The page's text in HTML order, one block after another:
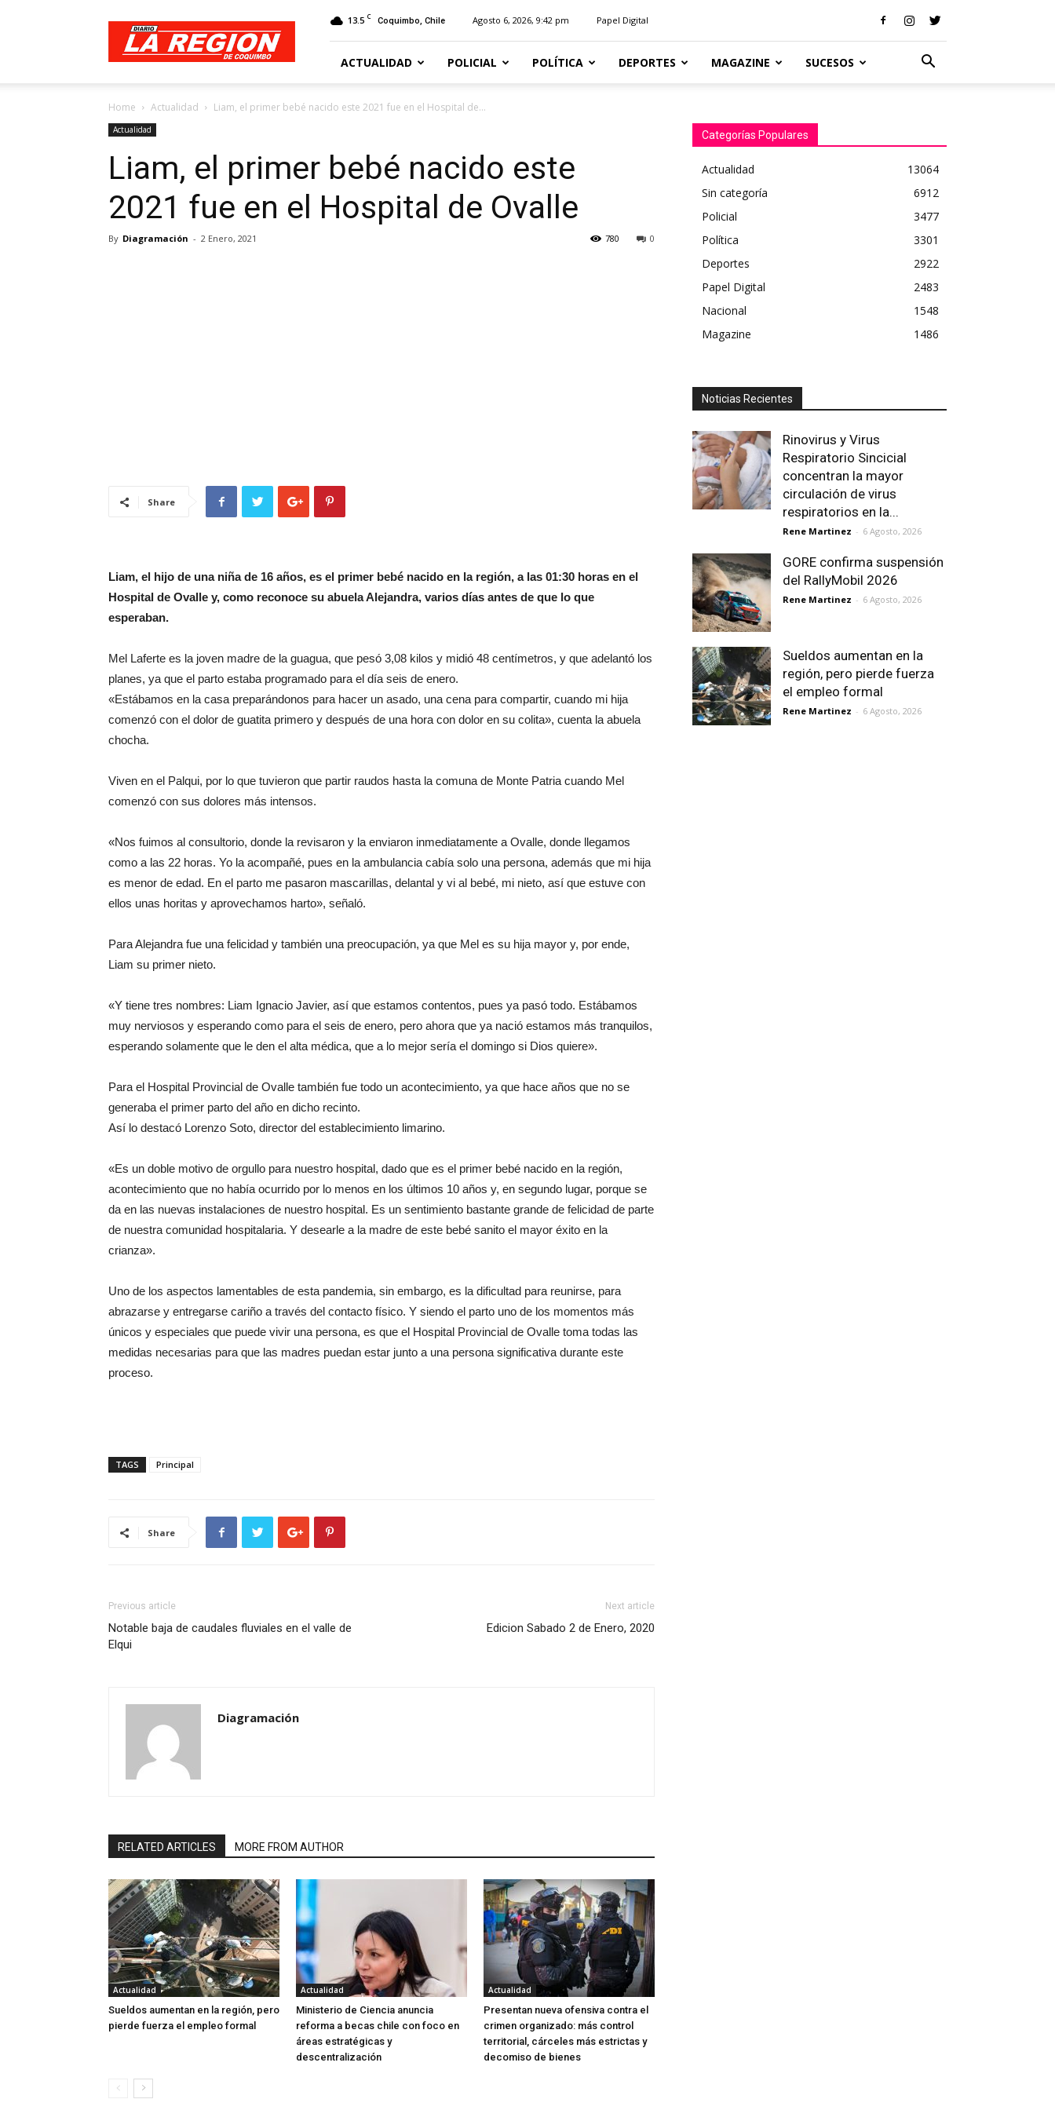
Diario
Región
13.5 C Coquimbo, Chile Agosto 6, 2026, 9:42 pm Papel Digital
ACTUALIDAD POLICIAL POLÍTICA DEPORTES MAGAZINE SUCESOS
Home Actualidad Liam, el primer bebé nacido este 2021 fue en el Hospital de...
Actualidad
Liam, el primer bebé nacido este
2021 fue en el Hospital de Ovalle
By Diagramación - 2 Enero, 2021 0
780
Share
Liam, el hijo de una niña de 16 años, es el primer bebé nacido en la región, a las 01:30 horas en el
Hospital de Ovalle y, como reconoce su abuela Alejandra, varios días antes de que lo que
esperaban.
Mel Laferte es la joven madre de la guagua, que pesó 3,08 kilos y midió 48 centímetros, y que adelantó los
planes, ya que el parto estaba programado para el día seis de enero.
«Estábamos en la casa preparándonos para hacer un asado, una cena para compartir, cuando mi hija
comenzó con el dolor de guatita primero y después de una hora con dolor en su colita», cuenta la abuela
chocha.
Viven en el Palqui, por lo que tuvieron que partir raudos hasta la comuna de Monte Patria cuando Mel
comenzó con sus dolores más intensos.
«Nos fuimos al consultorio, donde la revisaron y la enviaron inmediatamente a Ovalle, donde llegamos
como a las 22 horas. Yo la acompañé, pues en la ambulancia cabía solo una persona, además que mi hija
es menor de edad. En el parto me pasaron mascarillas, delantal y vi al bebé, mi nieto, así que estuve con
ellos unas horitas y aprovechamos harto», señaló.
Para Alejandra fue una felicidad y también una preocupación, ya que Mel es su hija mayor y, por ende,
Liam su primer nieto.
«Y tiene tres nombres: Liam Ignacio Javier, así que estamos contentos, pues ya pasó todo. Estábamos
muy nerviosos y esperando como para el seis de enero, pero ahora que ya nació estamos más tranquilos,
esperando solamente que le den el alta médica, que a lo mejor sería el domingo si Dios quiere».
Para el Hospital Provincial de Ovalle también fue todo un acontecimiento, ya que hace años que no se
generaba el primer parto del año en dicho recinto.
Así lo destacó Lorenzo Soto, director del establecimiento limarino.
«Es un doble motivo de orgullo para nuestro hospital, dado que es el primer bebé nacido en la región,
acontecimiento que no había ocurrido por lo menos en los últimos 10 años y, en segundo lugar, porque se
da en las nuevas instalaciones de nuestro hospital. Es un sentimiento bastante grande de felicidad de parte
de nuestra comunidad hospitalaria. Y desearle a la madre de este bebé sanito el mayor éxito en la
crianza».
Uno de los aspectos lamentables de esta pandemia, sin embargo, es la dificultad para reunirse, para
abrazarse y entregarse cariño a través del contacto físico. Y siendo el parto uno de los momentos más
únicos y especiales que puede vivir una persona, es que el Hospital Provincial de Ovalle toma todas las
medidas necesarias para que las madres puedan estar junto a una persona significativa durante este
proceso.
TAGS Principal
Share
Previous article
Notable baja de caudales fluviales en el valle de
Elqui
Next article
Edicion Sabado 2 de Enero, 2020
Diagramación
RELATED ARTICLES MORE FROM AUTHOR
Actualidad
Sueldos aumentan en la región, pero
pierde fuerza el empleo formal
Actualidad
Ministerio de Ciencia anuncia
reforma a becas chile con foco en
áreas estratégicas y
descentralización
Actualidad
Presentan nueva ofensiva contra el
crimen organizado: más control
territorial, cárceles más estrictas y
decomiso de bienes
Categorías Populares
Actualidad
13064
Sin categoría
6912
Policial
3477
Política
3301
Deportes
2922
Papel Digital
2483
Nacional
1548
Magazine
1486
Noticias Recientes
Rinovirus y Virus
Respiratorio Sincicial
concentran la mayor
circulación de virus
respiratorios en la...
Rene Martinez - 6 Agosto, 2026
GORE confirma suspensión
del RallyMobil 2026
Rene Martinez - 6 Agosto, 2026
Sueldos aumentan en la
región, pero pierde fuerza
el empleo formal
Rene Martinez - 6 Agosto, 2026